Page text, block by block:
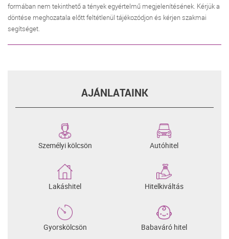
formában nem tekinthető a tények egyértelmű megjelenítésének. Kérjük a
döntése meghozatala előtt feltétlenül tájékozódjon és kérjen szakmai
segítséget.
AJÁNLATAINK
Személyi kölcsön Autóhitel
Lakáshitel Hitelkiváltás
Gyorskölcsön Babaváró hitel